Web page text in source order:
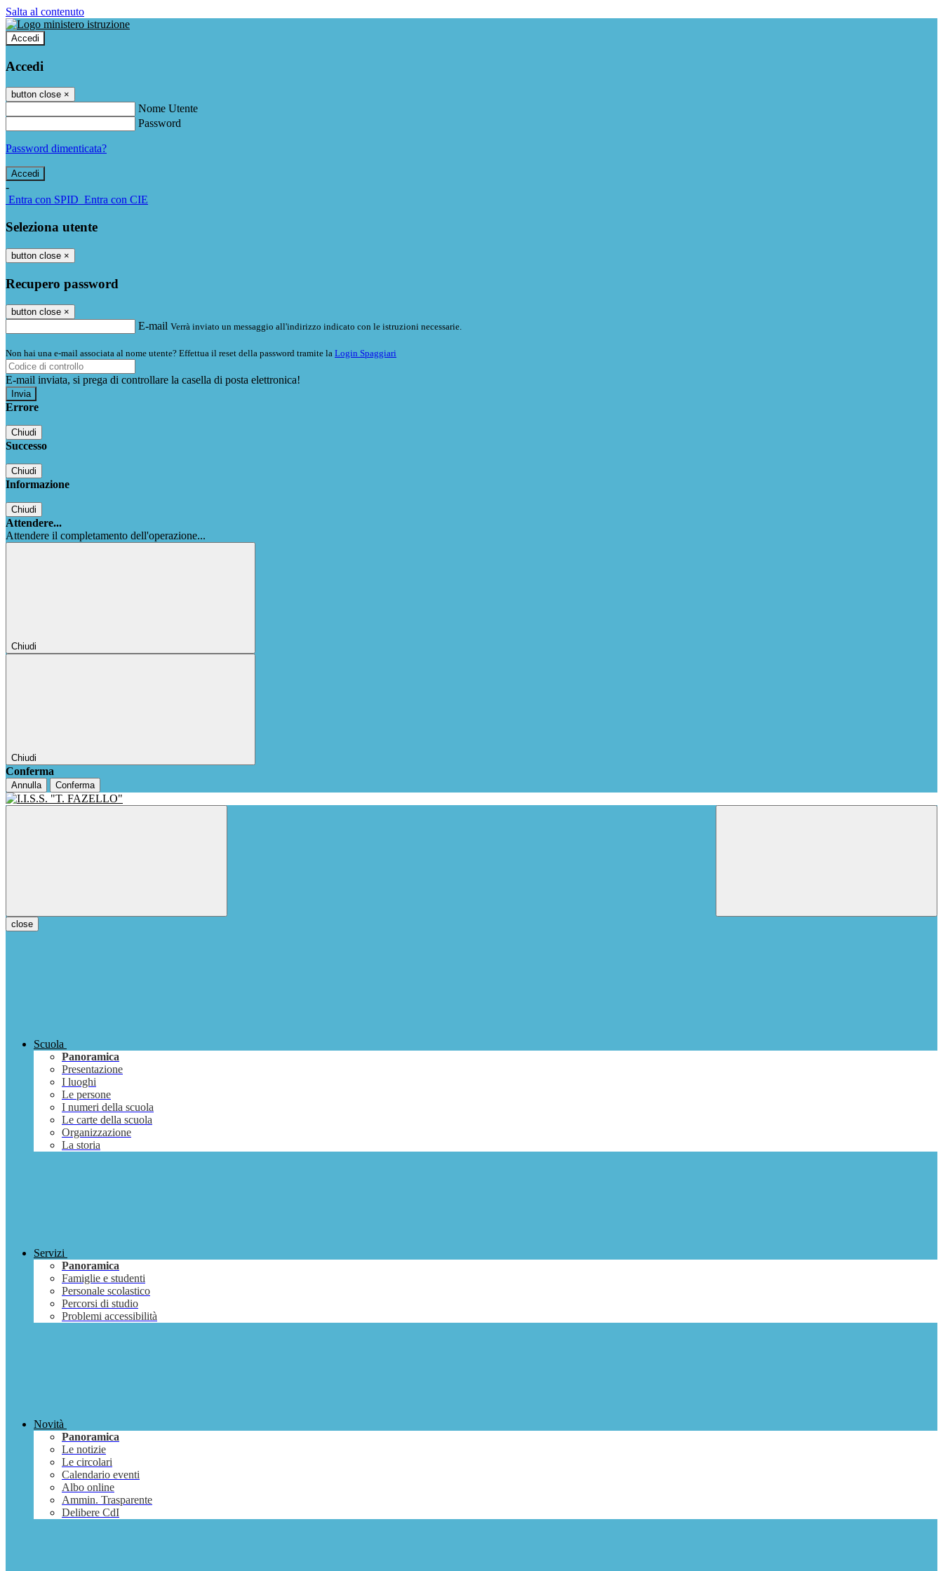
Salta al contenuto
Accedi
Accedi
button close ×
Nome Utente
Password
Password dimenticata?
-
Entra con SPID Entra con CIE
Seleziona utente
button close ×
Recupero password
button close ×
E-mail Verrà inviato un messaggio all'indirizzo indicato con le istruzioni necessarie.
Non hai una e-mail associata al nome utente? Effettua il reset della password tramite la Login Spaggiari
E-mail inviata, si prega di controllare la casella di posta elettronica!
Errore
Chiudi
Successo
Chiudi
Informazione
Chiudi
Attendere...
Attendere il completamento dell'operazione...
Chiudi
Chiudi
Conferma
Annulla Conferma
close
Scuola
Panoramica
Presentazione
I luoghi
Le persone
I numeri della scuola
Le carte della scuola
Organizzazione
La storia
Servizi
Panoramica
Famiglie e studenti
Personale scolastico
Percorsi di studio
Problemi accessibilità
Novità
Panoramica
Le notizie
Le circolari
Calendario eventi
Albo online
Ammin. Trasparente
Delibere CdI